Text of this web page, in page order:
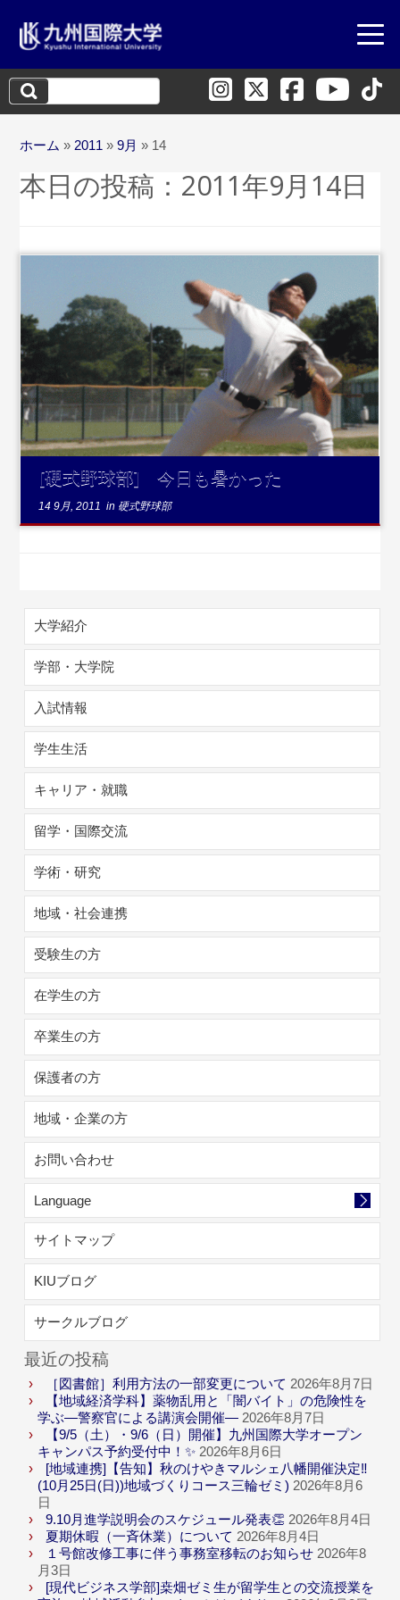
検
索:
ホーム » 2011 » 9月 » 14
本日の投稿： 2011年9月14日
...続きを読む
[硬式野球部] 今日も暑かった
14 9月, 2011 in 硬式野球部
大学紹介
学部・大学院
入試情報
学生生活
キャリア・就職
留学・国際交流
学術・研究
地域・社会連携
受験生の方
在学生の方
卒業生の方
保護者の方
地域・企業の方
お問い合わせ
Language
サイトマップ
KIUブログ
サークルブログ
最近の投稿
［図書館］利用方法の一部変更について 2026年8月7日
【地域経済学科】薬物乱用と「闇バイト」の危険性を
学ぶ―警察官による講演会開催― 2026年8月7日
【9/5（土）・9/6（日）開催】九州国際大学オープン
キャンパス予約受付中！✨ 2026年8月6日
[地域連携]【告知】秋のけやきマルシェ八幡開催決定‼
(10月25日(日))地域づくりコース三輪ゼミ) 2026年8月6
日
9.10月進学説明会のスケジュール発表👏 2026年8月4日
夏期休暇（一斉休業）について 2026年8月4日
１号館改修工事に伴う事務室移転のお知らせ 2026年8
月3日
[現代ビジネス学部]桒畑ゼミ生が留学生との交流授業を